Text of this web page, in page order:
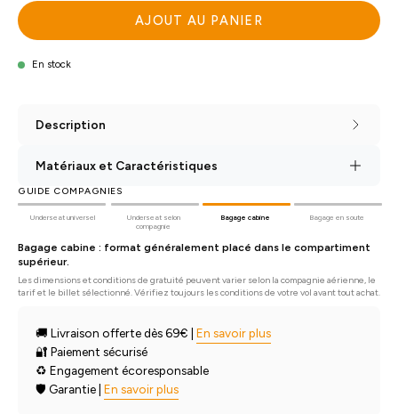
AJOUT AU PANIER
En stock
Description
Matériaux et Caractéristiques
GUIDE COMPAGNIES
Underseat universel
Underseat selon
compagnie
Bagage cabine Bagage en soute
Bagage cabine : format généralement placé dans le compartiment
supérieur.
Les dimensions et conditions de gratuité peuvent varier selon la compagnie aérienne, le
tarif et le billet sélectionné. Vérifiez toujours les conditions de votre vol avant tout achat.
🚚 Livraison offerte dès 69€ | En savoir plus
🔐 Paiement sécurisé
♻️ Engagement écoresponsable
🛡️ Garantie | En savoir plus